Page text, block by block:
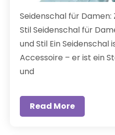
Seidenschal für Damen:
Stil Seidenschal für
und Stil Ein Seidenschal
Accessoire – er ist ein
und
Read More